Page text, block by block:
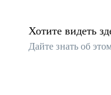
Хотите видеть
Дайте знать об